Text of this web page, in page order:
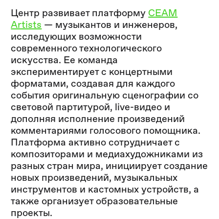
Центр развивает платформу CEAM
Artists — музыкантов и инженеров,
исследующих возможности
современного технологического
искусства. Ее команда
экспериментирует с концертными
форматами, создавая для каждого
события оригинальную сценографии со
световой партитурой, live-видео и
дополняя исполнение произведений
комментариями голосового помощника.
Платформа активно сотрудничает с
композиторами и медиахудожниками из
разных стран мира, инициирует создание
новых произведений, музыкальных
инструментов и кастомных устройств, а
также организует образовательные
проекты.